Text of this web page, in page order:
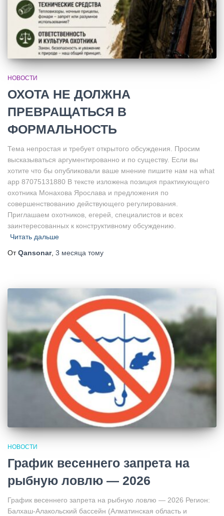
НОВОСТИ
ОХОТА НЕ ДОЛЖНА
ПРЕВРАЩАТЬСЯ В
ФОРМАЛЬНОСТЬ
Тема непростая и требует открытого обсуждения. Просим
высказываться аргументированно и по существу. Если вы
хотите что бы опубликовали ваше мнение пишите нам на what
app 87075131880 В тексте изложена позиция практикующего
охотника Монахова Ярослава и предложения по
совершенствованию действующего регулирования.
Приглашаем охотников, егерей, специалистов и всех
заинтересованных к конструктивному обсуждению.
Читать дальше
ОтQansonar, 3 месяца тому
НОВОСТИ
График весеннего запрета на
рыбную ловлю — 2026
График весеннего запрета на рыбную ловлю — 2026 Регион:
Балхаш-Алакольский бассейн (Алматинская область и